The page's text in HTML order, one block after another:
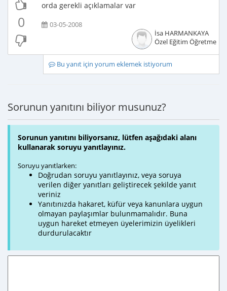
0
orda gerekli açıklamalar var
03-05-2008
İsa HARMANKAYA
Özel Eğitim Öğretmeni
Bu yanıt için yorum eklemek istiyorum
Sorunun yanıtını biliyor musunuz?
Sorunun yanıtını biliyorsanız, lütfen aşağıdaki alanı
kullanarak soruyu yanıtlayınız.
Soruyu yanıtlarken:
Doğrudan soruyu yanıtlayınız, veya soruya
verilen diğer yanıtları geliştirecek şekilde yanıt
veriniz
Yanıtınızda hakaret, küfür veya kanunlara uygun
olmayan paylaşımlar bulunmamalıdır. Buna
uygun hareket etmeyen üyelerimizin üyelikleri
durdurulacaktır